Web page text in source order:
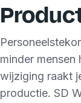
minder
wijziging raakt
productie. SD